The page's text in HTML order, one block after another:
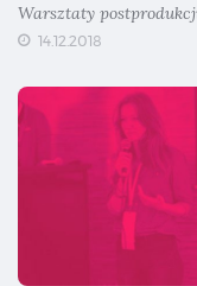
Warsztaty
14.12.2018